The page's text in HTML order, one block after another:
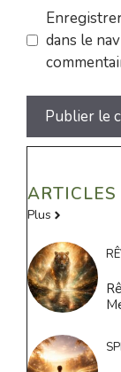
dans le
ARTICLES
Plus